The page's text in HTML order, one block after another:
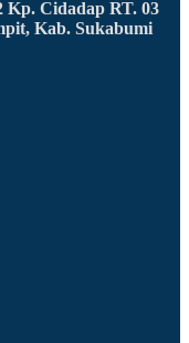
Kp. Cidadap RT. 03
Kab. Sukabumi